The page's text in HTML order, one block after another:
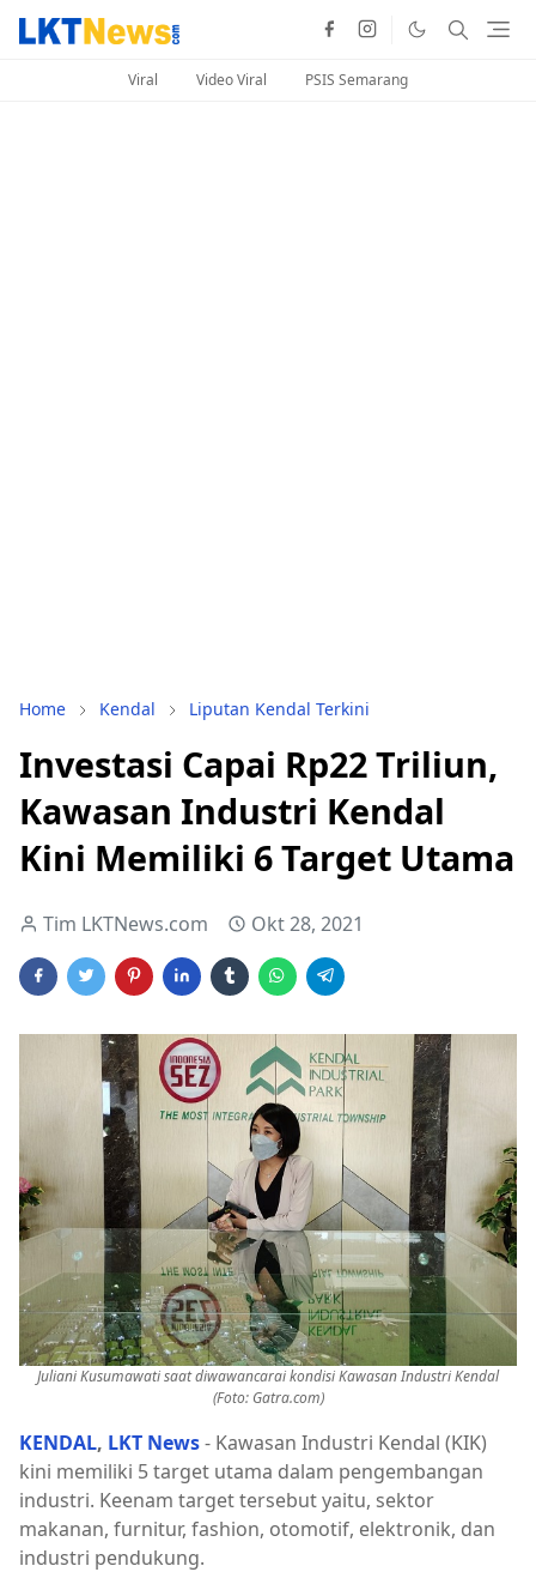
Viral Video Viral PSIS Semarang
Home Kendal Liputan Kendal Terkini
Investasi Capai Rp22 Triliun,
Kawasan Industri Kendal
Kini Memiliki 6 Target Utama
Tim LKTNews.com Okt 28, 2021
Juliani Kusumawati saat diwawancarai kondisi Kawasan Industri Kendal
(Foto: Gatra.com)
KENDAL, LKT News- Kawasan Industri Kendal (KIK)
kini memiliki 5 target utama dalam pengembangan
industri. Keenam target tersebut yaitu, sektor
makanan, furnitur, fashion, otomotif, elektronik, dan
industri pendukung.